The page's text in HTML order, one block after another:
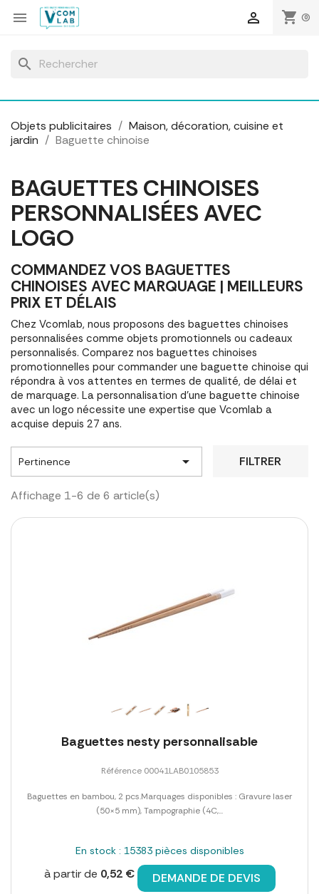
 shopping_cart (0)

search
Objets publicitaires
Maison, décoration, cuisine et
jardin
Baguette chinoise
BAGUETTES CHINOISES
PERSONNALISÉES AVEC
LOGO
COMMANDEZ VOS BAGUETTES
CHINOISES AVEC MARQUAGE | MEILLEURS
PRIX ET DÉLAIS
Chez Vcomlab, nous proposons des baguettes chinoises
personnalisées comme objets promotionnels ou cadeaux
personnalisés. Comparez nos baguettes chinoises
promotionnelles pour commander une baguette chinoise qui
répondra à vos attentes en termes de qualité, de délai et
de marquage. La personnalisation d'une baguette chinoise
avec un logo nécessite une expertise que Vcomlab a
acquise depuis 27 ans.
Pertinence  FILTRER
Affichage 1-6 de 6 article(s)
Baguettes nesty personnalisable
Référence 00041LAB0105853
Baguettes en bambou, 2 pcs.Marquages disponibles : Gravure laser
(50×5 mm), Tampographie (4C,...
En stock : 15383 pièces disponibles
à partir de 0,52 € DEMANDE DE DEVIS
Panneau de gestion des cookies